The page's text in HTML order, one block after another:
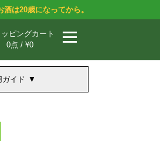
は20歳になってから。
ピングカート
0点 / ¥0
ガイド